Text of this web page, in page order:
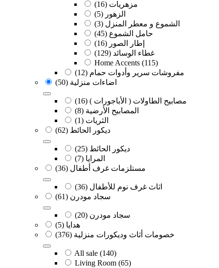
مزهريات (16)
الزهور (5)
الشموع و معطر المنزل (3)
حامل الشموع (45)
إطار الصور (16)
غطاء الوسائد (129)
Home Accents (115)
مفروشات سرير وأدوات حمام (12)
اضاءات منزلية (50)
مصابيح الطاولات ( الأباجورات ) (16)
المصابيح الأرضية (8)
الثريات (1)
ديكور الحائط (62)
ديكور الحائط (25)
المرايا (7)
مستلزمات غرف أطفال (36)
اثاث غرف نوم للأطفال (36)
سجاد مودرن (61)
سجاد مودرن (20)
هدايا (5)
خصومات أثاث وديكورات منزلية (376)
All sale (140)
Living Room (65)